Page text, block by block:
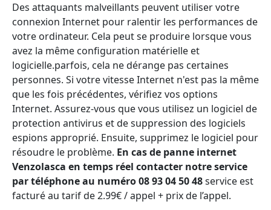
Des attaquants malveillants peuvent utiliser votre
connexion Internet pour ralentir les performances de
votre ordinateur. Cela peut se produire lorsque vous
avez la même configuration matérielle et
logicielle.parfois, cela ne dérange pas certaines
personnes. Si votre vitesse Internet n'est pas la même
que les fois précédentes, vérifiez vos options
Internet. Assurez-vous que vous utilisez un logiciel de
protection antivirus et de suppression des logiciels
espions approprié. Ensuite, supprimez le logiciel pour
résoudre le problème. En cas de panne internet
Venzolasca en temps réel contacter notre service
par téléphone au numéro 08 93 04 50 48service est
facturé au tarif de 2.99€ / appel + prix de l’appel.